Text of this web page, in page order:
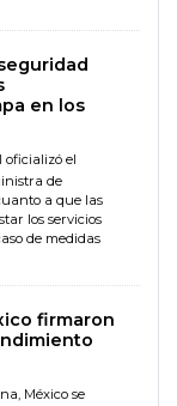
en los
oficializó el
de
a que las
los servicios
de medidas
firmaron
México se